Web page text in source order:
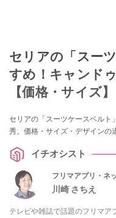
セリアの「スー
すめ！キャンド
【価格・サイズ】
セリアの「スーツケースベルト
秀。価格・サイズ・デザインの
イチオシスト
フリマアプリ・ネ
川崎 さちえ
テレビや雑誌で話題のフリマア